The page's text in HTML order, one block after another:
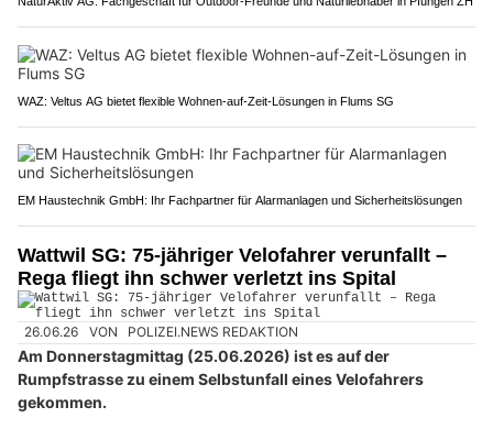
WAZ: Veltus AG bietet flexible Wohnen-auf-Zeit-Lösungen in Flums SG
EM Haustechnik GmbH: Ihr Fachpartner für Alarmanlagen und Sicherheitslösungen
Wattwil SG: 75-jähriger Velofahrer verunfallt –
Rega fliegt ihn schwer verletzt ins Spital
26.06.26 VON POLIZEI.NEWS REDAKTION
Am Donnerstagmittag (25.06.2026) ist es auf der
Rumpfstrasse zu einem Selbstunfall eines Velofahrers
gekommen.